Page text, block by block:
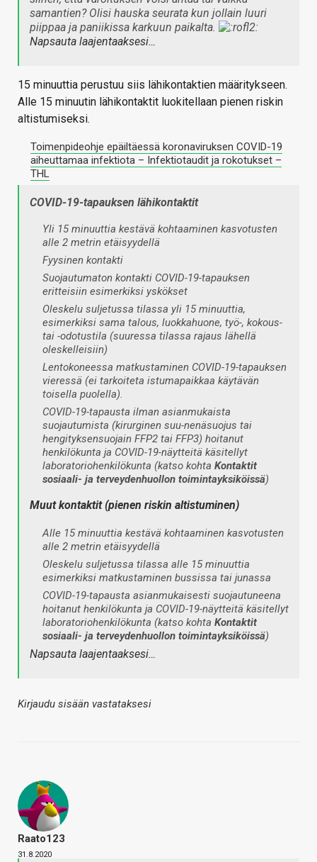
samantien? Olisi hauska seurata kun jollain luuri
piippaa ja paniikissa karkuun paikalta.
Napsauta laajentaaksesi…
15 minuuttia perustuu siis lähikontaktien määritykseen.
Alle 15 minuutin lähikontaktit luokitellaan pienen riskin
altistumiseksi.
Toimenpideohje epäiltäessä koronaviruksen COVID-19
aiheuttamaa infektiota – Infektiotaudit ja rokotukset –
THL
COVID-19-tapauksen lähikontaktit
Yli 15 minuuttia kestävä kohtaaminen kasvotusten
alle 2 metrin etäisyydellä
Fyysinen kontakti
Suojautumaton kontakti COVID-19-tapauksen
eritteisiin esimerkiksi yskökset
Oleskelu suljetussa tilassa yli 15 minuuttia,
esimerkiksi sama talous, luokkahuone, työ-, kokous-
tai -odotustila (suuressa tilassa rajaus lähellä
oleskelleisiin)
Lentokoneessa matkustaminen COVID-19-tapauksen
vieressä (ei tarkoiteta istumapaikkaa käytävän
toisella puolella).
COVID-19-tapausta ilman asianmukaista
suojautumista (kirurginen suu-nenäsuojus tai
hengityksensuojain FFP2 tai FFP3) hoitanut
henkilökunta ja COVID-19-näytteitä käsitellyt
laboratoriohenkilökunta (katso kohta Kontaktit
sosiaali- ja terveydenhuollon toimintayksiköissä)
Muut kontaktit (pienen riskin altistuminen)
Alle 15 minuuttia kestävä kohtaaminen kasvotusten
alle 2 metrin etäisyydellä
Oleskelu suljetussa tilassa alle 15 minuuttia
esimerkiksi matkustaminen bussissa tai junassa
COVID-19-tapausta asianmukaisesti suojautuneena
hoitanut henkilökunta ja COVID-19-näytteitä käsitellyt
laboratoriohenkilökunta (katso kohta Kontaktit
sosiaali- ja terveydenhuollon toimintayksiköissä)
Napsauta laajentaaksesi…
Kirjaudu sisään vastataksesi
Raato123
31.8.2020